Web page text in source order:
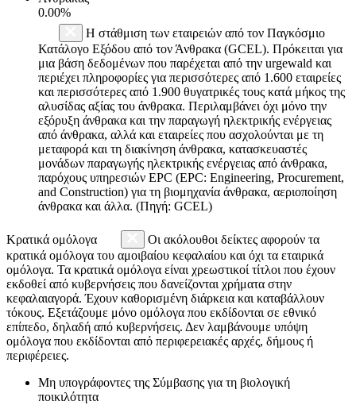
0.00%
Η στάθμιση των εταιρειών από τον Παγκόσμιο
Κατάλογο Εξόδου από τον Άνθρακα (GCEL). Πρόκειται για
μια βάση δεδομένων που παρέχεται από την urgewald και
περιέχει πληροφορίες για περισσότερες από 1.600 εταιρείες
και περισσότερες από 1.900 θυγατρικές τους κατά μήκος της
αλυσίδας αξίας του άνθρακα. Περιλαμβάνει όχι μόνο την
εξόρυξη άνθρακα και την παραγωγή ηλεκτρικής ενέργειας
από άνθρακα, αλλά και εταιρείες που ασχολούνται με τη
μεταφορά και τη διακίνηση άνθρακα, κατασκευαστές
μονάδων παραγωγής ηλεκτρικής ενέργειας από άνθρακα,
παρόχους υπηρεσιών EPC (EPC: Engineering, Procurement,
and Construction) για τη βιομηχανία άνθρακα, αεριοποίηση
άνθρακα και άλλα. (Πηγή: GCEL)
Κρατικά ομόλογα
Οι ακόλουθοι δείκτες αφορούν τα
κρατικά ομόλογα του αμοιβαίου κεφαλαίου και όχι τα εταιρικά
ομόλογα. Τα κρατικά ομόλογα είναι χρεωστικοί τίτλοι που έχουν
εκδοθεί από κυβερνήσεις που δανείζονται χρήματα στην
κεφαλαιαγορά. Έχουν καθορισμένη διάρκεια και καταβάλλουν
τόκους. Εξετάζουμε μόνο ομόλογα που εκδίδονται σε εθνικό
επίπεδο, δηλαδή από κυβερνήσεις. Δεν λαμβάνουμε υπόψη
ομόλογα που εκδίδονται από περιφερειακές αρχές, δήμους ή
περιφέρειες.
Μη υπογράφοντες της Σύμβασης για τη βιολογική
ποικιλότητα